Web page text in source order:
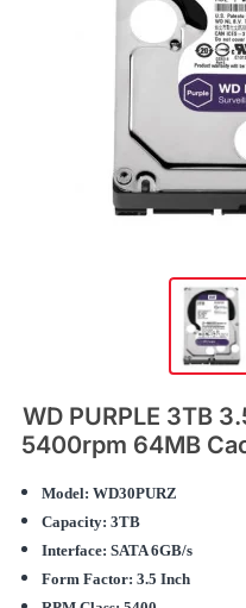
WD PURPLE 3TB
5400rpm 64MB
Model: WD30PURZ
Capacity: 3TB
Interface: SATA 6GB/s
Form Factor: 3.5 Inch